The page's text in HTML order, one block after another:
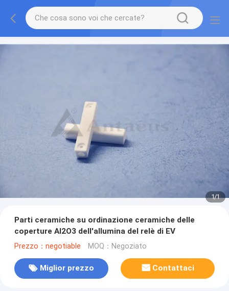
1/1
Parti ceramiche su ordinazione ceramiche delle
coperture Al2O3 dell'allumina del relè di EV
Prezzo：negotiable MOQ：Negoziato
Miglior prezzo Contattaci